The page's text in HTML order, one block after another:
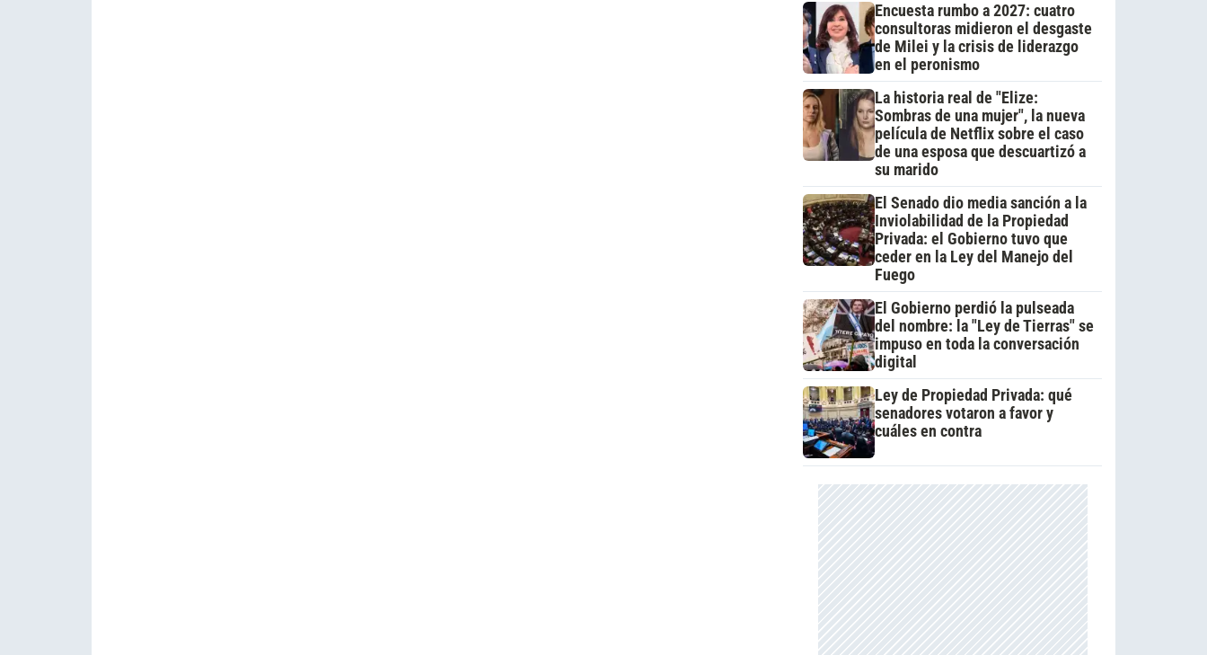
Encuesta rumbo a 2027: cuatro
consultoras midieron el desgaste
de Milei y la crisis de liderazgo
en el peronismo
La historia real de "Elize:
Sombras de una mujer", la nueva
película de Netflix sobre el caso
de una esposa que descuartizó a
su marido
El Senado dio media sanción a la
Inviolabilidad de la Propiedad
Privada: el Gobierno tuvo que
ceder en la Ley del Manejo del
Fuego
El Gobierno perdió la pulseada
del nombre: la "Ley de Tierras" se
impuso en toda la conversación
digital
Ley de Propiedad Privada: qué
senadores votaron a favor y
cuáles en contra